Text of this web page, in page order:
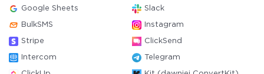
Google Sheets Slack
BulkSMS Instagram
Stripe ClickSend
Intercom Telegram